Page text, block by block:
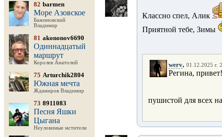
82 barmen
Море Азовское
Бажиновский
Владимир
81 akononov6690
Одиннадцатый
маршрут
Королев Анатолий
75 Arturchik2804
Южная мечта
Ждамиров Владимир
73 8911083
Песня Яшки
Цыгана
Неуловимые мстители
Классно спел, Алик
Приятной тебе, Зимы
werv, 01.12.2025 г.
Регина,
пушистой для всех